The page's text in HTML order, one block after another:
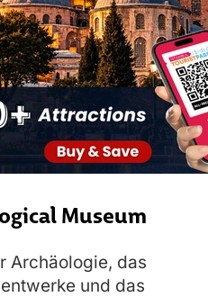
Museum
Archäologie, das
und das